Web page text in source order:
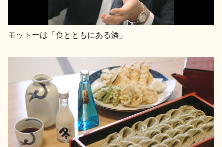
モットーは「食とともにある酒」